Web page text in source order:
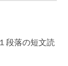
段落の短文読